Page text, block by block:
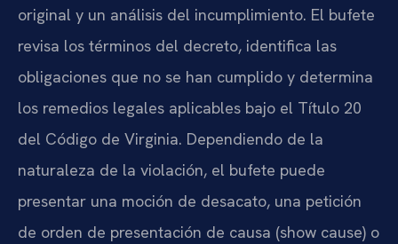
original y un análisis del incumplimiento. El bufete
revisa los términos del decreto, identifica las
obligaciones que no se han cumplido y determina
los remedios legales aplicables bajo el Título 20
del Código de Virginia. Dependiendo de la
naturaleza de la violación, el bufete puede
presentar una moción de desacato, una petición
de orden de presentación de causa (show cause) o